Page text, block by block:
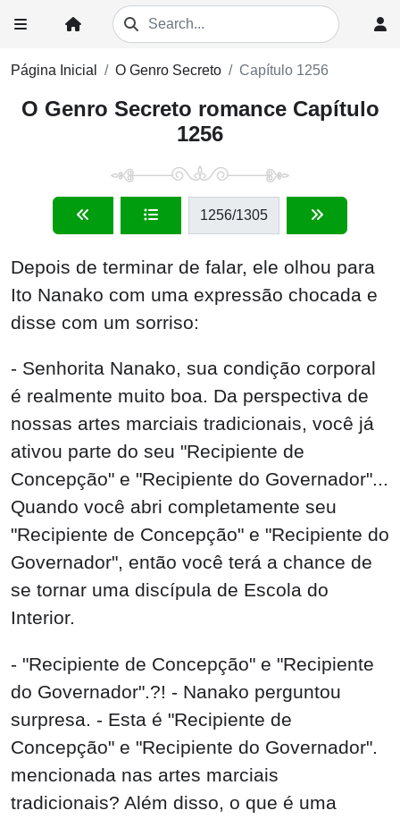
Página Inicial O Genro Secreto Capítulo 1256
O Genro Secreto romance Capítulo
1256
1256/1305
Depois de terminar de falar, ele olhou para
Ito Nanako com uma expressão chocada e
disse com um sorriso:
- Senhorita Nanako, sua condição corporal
é realmente muito boa. Da perspectiva de
nossas artes marciais tradicionais, você já
ativou parte do seu "Recipiente de
Concepção" e "Recipiente do Governador"...
Quando você abri completamente seu
"Recipiente de Concepção" e "Recipiente do
Governador", então você terá a chance de
se tornar uma discípula de Escola do
Interior.
- "Recipiente de Concepção" e "Recipiente
do Governador".?! - Nanako perguntou
surpresa. - Esta é "Recipiente de
Concepção" e "Recipiente do Governador".
mencionada nas artes marciais
tradicionais? Além disso, o que é uma